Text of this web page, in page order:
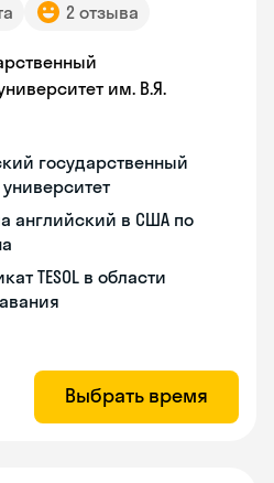
2 отзыва
им. В.Я.
государственный
английский в США по
TESOL в области
Выбрать время